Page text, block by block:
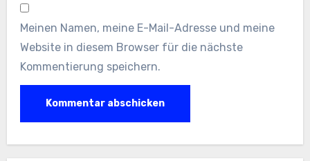
Meinen Namen, meine E-Mail-Adresse und meine
Website in diesem Browser für die nächste
Kommentierung speichern.